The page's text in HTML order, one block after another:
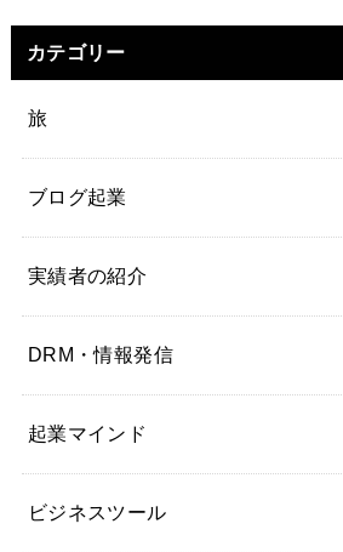
カテゴリー
旅
ブログ起業
実績者の紹介
DRM・情報発信
起業マインド
ビジネスツール